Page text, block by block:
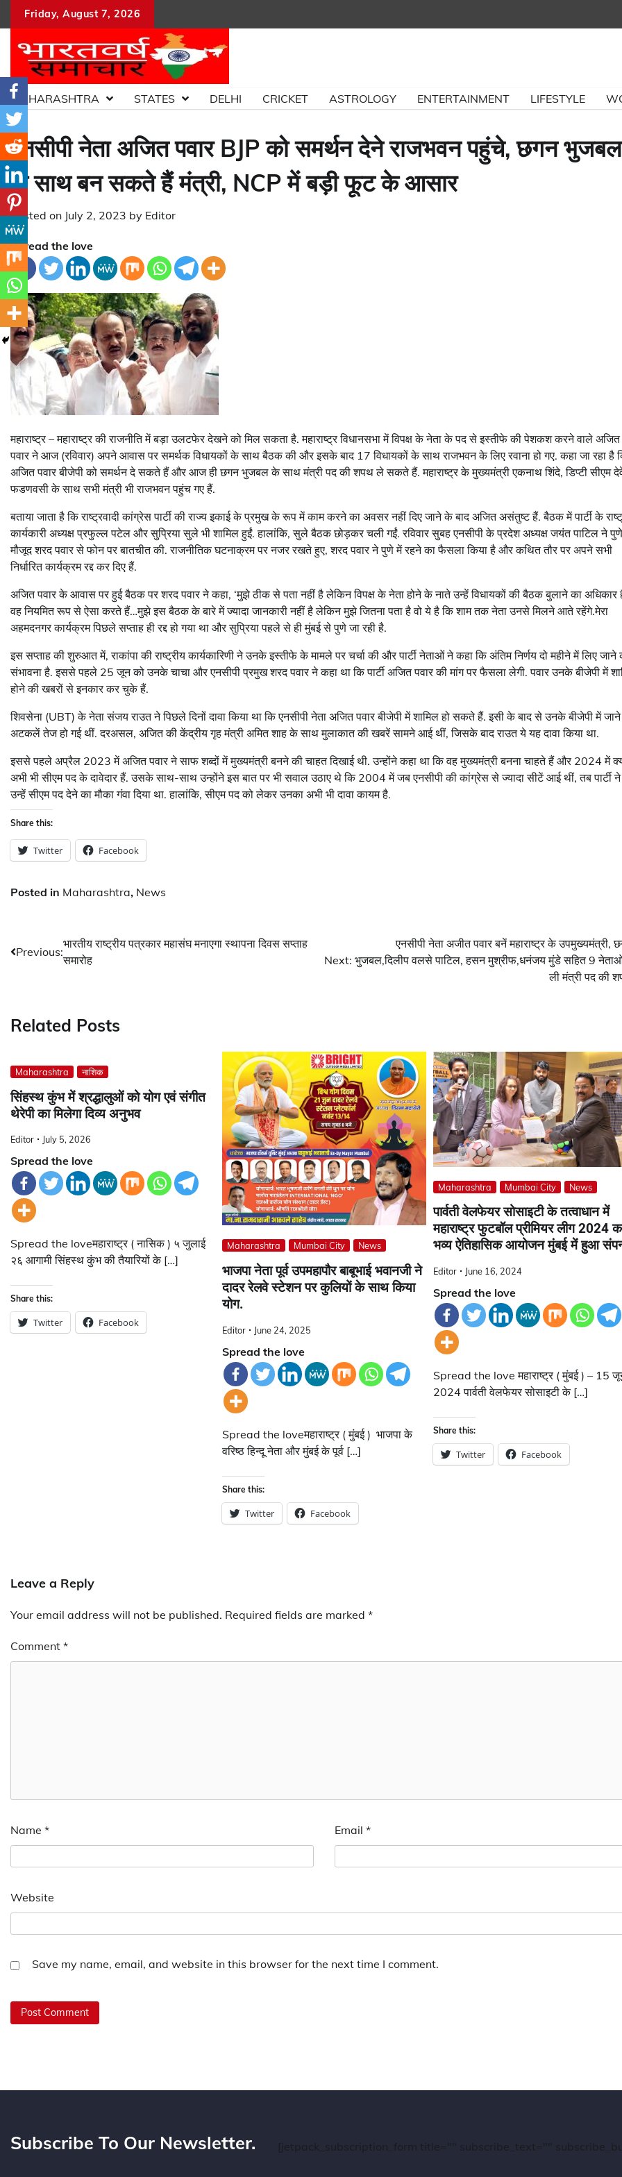
content
Friday, August 7, 2026
MAHARASHTRA STATES DELHI CRICKET ASTROLOGY ENTERTAINMENT LIFESTYLE
एनसीपी नेता अजित पवार BJP को समर्थन देने राजभवन पहुंचे, छगन भुजबल
के साथ बन सकते हैं मंत्री, NCP में बड़ी फूट के आसार
Posted on July 2, 2023 by Editor
Spread the love
महाराष्ट्र – महाराष्ट्र की राजनीति में बड़ा उलटफेर देखने को मिल सकता है. महाराष्ट्र विधानसभा में विपक्ष के नेता के पद से इस्तीफे की पेशकश करने वाले अजित
पवार ने आज (रविवार) अपने आवास पर समर्थक विधायकों के साथ बैठक की और इसके बाद 17 विधायकों के साथ राजभवन के लिए रवाना हो गए. कहा जा रहा है
अजित पवार बीजेपी को समर्थन दे सकते हैं और आज ही छगन भुजबल के साथ मंत्री पद की शपथ ले सकते हैं. महाराष्ट्र के मुख्यमंत्री एकनाथ शिंदे, डिप्टी सीएम
फडणवसी के साथ सभी मंत्री भी राजभवन पहुंच गए हैं.
बताया जाता है कि राष्ट्रवादी कांग्रेस पार्टी की राज्य इकाई के प्रमुख के रूप में काम करने का अवसर नहीं दिए जाने के बाद अजित असंतुष्ट हैं. बैठक में पार्टी के
कार्यकारी अध्यक्ष प्रफुल्ल पटेल और सुप्रिया सुले भी शामिल हुईं. हालांकि, सुले बैठक छोड़कर चली गईं. रविवार सुबह एनसीपी के प्रदेश अध्यक्ष जयंत पाटिल ने
मौजूद शरद पवार से फोन पर बातचीत की. राजनीतिक घटनाक्रम पर नजर रखते हुए, शरद पवार ने पुणे में रहने का फैसला किया है और कथित तौर पर अपने सभी
निर्धारित कार्यक्रम रद्द कर दिए हैं.
अजित पवार के आवास पर हुई बैठक पर शरद पवार ने कहा, ‘मुझे ठीक से पता नहीं है लेकिन विपक्ष के नेता होने के नाते उन्हें विधायकों की बैठक बुलाने का अधिकार
वह नियमित रूप से ऐसा करते हैं…मुझे इस बैठक के बारे में ज्यादा जानकारी नहीं है लेकिन मुझे जितना पता है वो ये है कि शाम तक नेता उनसे मिलने आते रहेंगे.मेरा
अहमदनगर कार्यक्रम पिछले सप्ताह ही रद्द हो गया था और सुप्रिया पहले से ही मुंबई से पुणे जा रही है.
इस सप्ताह की शुरुआत में, राकांपा की राष्ट्रीय कार्यकारिणी ने उनके इस्तीफे के मामले पर चर्चा की और पार्टी नेताओं ने कहा कि अंतिम निर्णय दो महीने में लिए जाने
संभावना है. इससे पहले 25 जून को उनके चाचा और एनसीपी प्रमुख शरद पवार ने कहा था कि पार्टी अजित पवार की मांग पर फैसला लेगी. पवार उनके बीजेपी में
होने की खबरों से इनकार कर चुके हैं.
शिवसेना (UBT) के नेता संजय राउत ने पिछले दिनों दावा किया था कि एनसीपी नेता अजित पवार बीजेपी में शामिल हो सकते हैं. इसी के बाद से उनके बीजेपी में
अटकलें तेज हो गई थीं. दरअसल, अजित की केंद्रीय गृह मंत्री अमित शाह के साथ मुलाकात की खबरें सामने आई थीं, जिसके बाद राउत ये यह दावा किया था.
इससे पहले अप्रैल 2023 में अजित पवार ने साफ शब्दों में मुख्यमंत्री बनने की चाहत दिखाई थी. उन्होंने कहा था कि वह मुख्यमंत्री बनना चाहते हैं और 2024 में
अभी भी सीएम पद के दावेदार हैं. उसके साथ-साथ उन्होंने इस बात पर भी सवाल उठाए थे कि 2004 में जब एनसीपी की कांग्रेस से ज्यादा सीटें आई थीं, तब पार्टी ने
उन्हें सीएम पद देने का मौका गंवा दिया था. हालांकि, सीएम पद को लेकर उनका अभी भी दावा कायम है.
Share this:
Twitter Facebook
Posted in Maharashtra, News
Post
navigation
Previous:
भारतीय राष्ट्रीय पत्रकार महासंघ मनाएगा स्थापना दिवस सप्ताह
समारोह
Next:
एनसीपी नेता अजीत पवार बनें महाराष्ट्र के उपमुख्यमंत्री,
भुजबल,दिलीप वलसे पाटिल, हसन मुश्रीफ,धनंजय मुंडे सहित 9
ली मंत्री पद की
Related Posts
Maharashtra नाशिक
सिंहस्थ कुंभ में श्रद्धालुओं को योग एवं संगीत
थेरेपी का मिलेगा दिव्य अनुभव
Editor July 5, 2026
Spread the love
Spread the loveमहाराष्ट्र ( नासिक ) ५ जुलाई
२६ आगामी सिंहस्थ कुंभ की तैयारियों के […]
Share this:
Twitter Facebook
Maharashtra Mumbai City News
भाजपा नेता पूर्व उपमहापौर बाबूभाई भवानजी ने
दादर रेलवे स्टेशन पर कुलियों के साथ किया
योग.
Editor June 24, 2025
Spread the love
Spread the loveमहाराष्ट्र ( मुंबई ) भाजपा के
वरिष्ठ हिन्दू नेता और मुंबई के पूर्व […]
Share this:
Twitter Facebook
Maharashtra Mumbai City News
पार्वती वेलफेयर सोसाइटी के तत्वाधान में
महाराष्ट्र फुटबॉल प्रीमियर लीग 2024
भव्य ऐतिहासिक आयोजन मुंबई में हुआ
Editor June 16, 2024
Spread the love
Spread the love महाराष्ट्र ( मुंबई ) – 15
2024 पार्वती वेलफेयर सोसाइटी के […]
Share this:
Twitter Facebook
Leave a Reply
Your email address will not be published. Required fields are marked *
Comment *
Name * Email *
Website
Save my name, email, and website in this browser for the next time I comment.
Subscribe To Our Newsletter. [jetpack_subscription_form title="" subscribe_text=""